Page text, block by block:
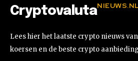
Cryptovaluta
Lees hier het laatste crypto nieuws
koersen en de beste crypto